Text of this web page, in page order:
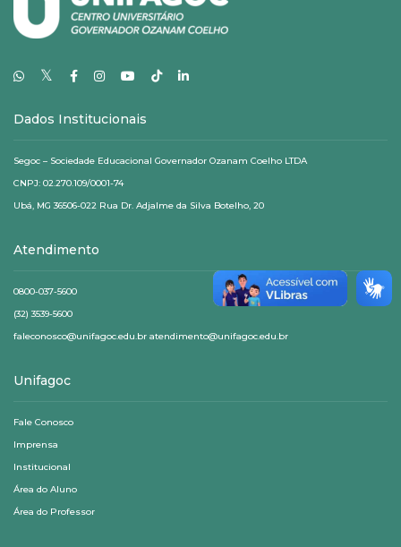
𝕏
Dados Institucionais
Segoc – Sociedade Educacional Governador Ozanam Coelho LTDA
CNPJ: 02.270.109/0001-74
Ubá, MG 36506-022 Rua Dr. Adjalme da Silva Botelho, 20
Atendimento
0800-037-5600
(32) 3539-5600
faleconosco@unifagoc.edu.br atendimento@unifagoc.edu.br
Unifagoc
Fale Conosco
Imprensa
Institucional
Área do Aluno
Área do Professor